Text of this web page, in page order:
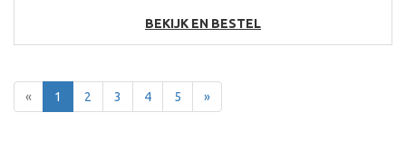
BEKIJK EN BESTEL
« Terug1 2 3 4 5 »Voor